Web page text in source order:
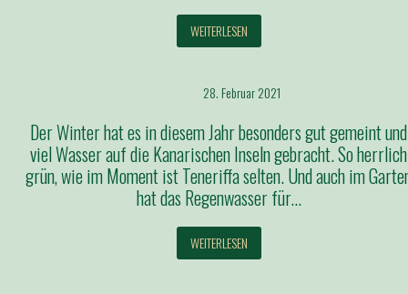
WEITERLESEN
28. Februar 2021
Der Winter hat es in diesem Jahr besonders gut gemeint und
viel Wasser auf die Kanarischen Inseln gebracht. So herrlich
grün, wie im Moment ist Teneriffa selten. Und auch im
hat das Regenwasser für…
WEITERLESEN